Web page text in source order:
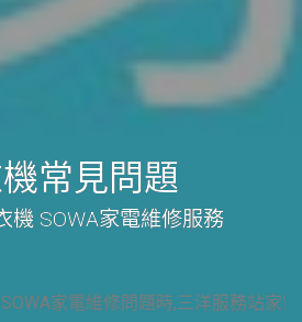
常見問題
機 SOWA家電維修服務
除濕機、SOWA家電維修問題時,